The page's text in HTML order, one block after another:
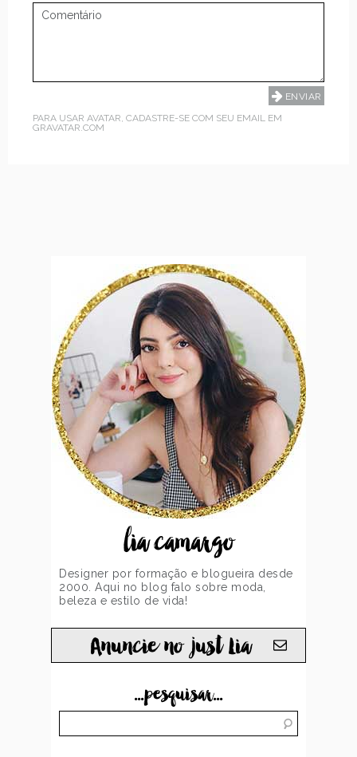
PARA USAR AVATAR, CADASTRE-SE COM SEU EMAIL EM
GRAVATAR.COM
lia camargo
Designer por formação e blogueira desde
2000. Aqui no blog falo sobre moda,
beleza e estilo de vida!
Anuncie no just Lia
...pesquisar...